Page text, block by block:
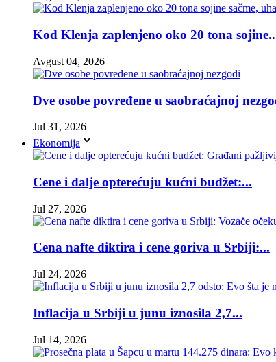
Kod Klenja zaplenjeno oko 20 tona
Avgust 04, 2026
Dve osobe povređene u saobraćajnoj
Jul 31, 2026
Ekonomija
Cene i dalje opterećuju kućni budžet:...
Jul 27, 2026
Cena nafte diktira i cene goriva u Srbiji:...
Jul 24, 2026
Inflacija u Srbiji u junu iznosila 2,7...
Jul 14, 2026